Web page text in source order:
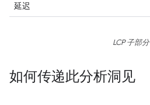
延迟
LCP 子部分
如何传递此分析洞见